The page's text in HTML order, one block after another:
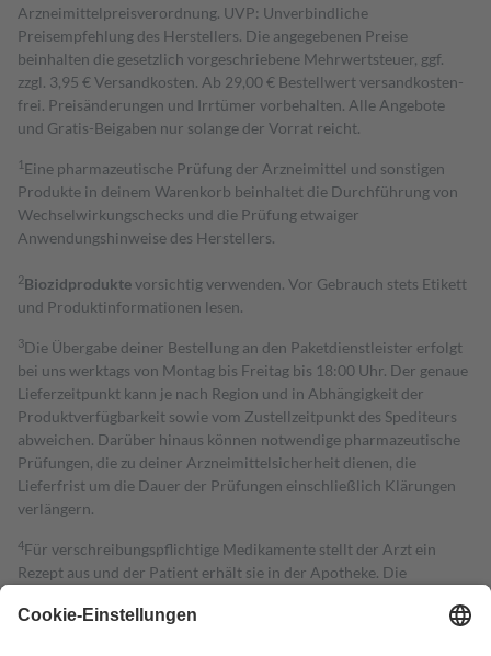
Arzneimittelpreisverordnung. UVP: Unverbindliche
Preisempfehlung des Herstellers. Die angegebenen Preise
beinhalten die gesetzlich vorgeschriebene Mehrwertsteuer, ggf.
zzgl. 3,95 € Versandkosten. Ab 29,00 € Bestell­wert versand­kosten­
frei. Preisänderungen und Irrtümer vorbehalten. Alle Angebote
und Gratis-Beigaben nur solange der Vorrat reicht.
1 Eine pharmazeutische Prüfung der Arzneimittel und sonstigen
Produkte in deinem Warenkorb beinhaltet die Durchführung von
Wechselwirkungschecks und die Prüfung etwaiger
Anwendungshinweise des Herstellers.
2Biozidproduktevorsichtig verwenden. Vor Gebrauch stets Etikett
und Produktinformationen lesen.
3Die Übergabe deiner Bestellung an den Paketdienstleister erfolgt
bei uns werktags von Montag bis Freitag bis 18:00 Uhr. Der genaue
Lieferzeitpunkt kann je nach Region und in Abhängigkeit der
Produktverfügbarkeit sowie vom Zustellzeitpunkt des Spediteurs
abweichen. Darüber hinaus können notwendige pharmazeutische
Prüfungen, die zu deiner Arzneimittelsicherheit dienen, die
Lieferfrist um die Dauer der Prüfungen einschließlich Klärungen
verlängern.
4Für verschreibungspflichtige Medikamente stellt der Arzt ein
Rezept aus und der Patient erhält sie in der Apotheke. Die
Kosten dafür, der Versicherte trägt einen Teil davon als Zuzahlung